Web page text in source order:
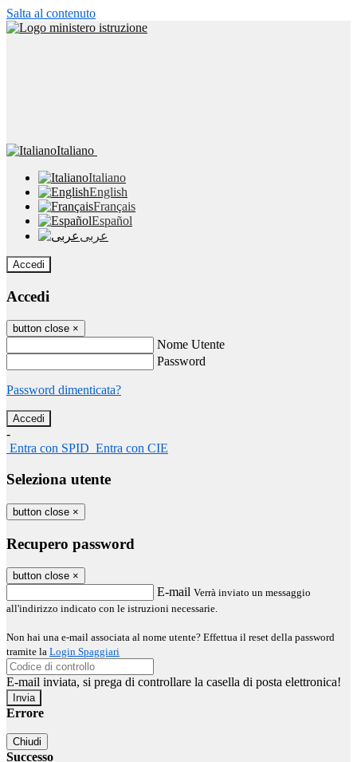
Salta al contenuto
Italiano
Italiano
English
Français
Español
عربى
Accedi
Accedi
button close ×
Nome Utente
Password
Password dimenticata?
-
Entra con SPID Entra con CIE
Seleziona utente
button close ×
Recupero password
button close ×
E-mail Verrà inviato un messaggio
all'indirizzo indicato con le istruzioni necessarie.
Non hai una e-mail associata al nome utente? Effettua il reset della password
tramite la Login Spaggiari
E-mail inviata, si prega di controllare la casella di posta elettronica!
Errore
Chiudi
Successo